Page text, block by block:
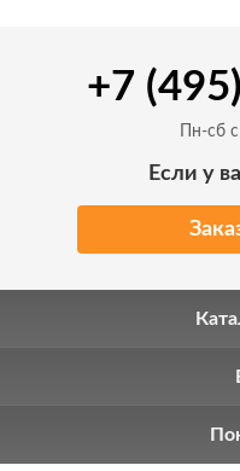
+7
Пн-сб
Если у